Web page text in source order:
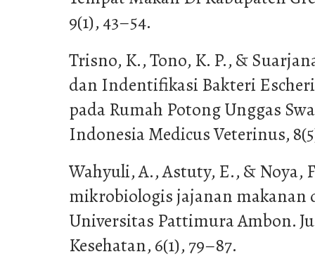
9(1), 43–54.
Trisno, K., Tono, K. P., &
dan Indentifikasi Bakteri
pada Rumah Potong Unggas
Indonesia Medicus Veterinus,
Wahyuli, A., Astuty, E., & Noya,
mikrobiologis jajanan makanan
Universitas Pattimura Ambon.
Kesehatan, 6(1), 79–87.